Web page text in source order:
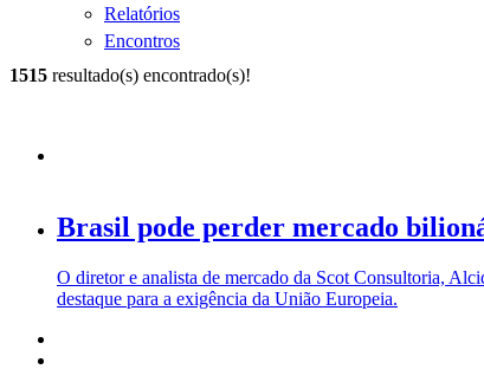
Relatórios
Encontros
1515 resultado(s) encontrado(s)!
Brasil pode perder mercado
O diretor e analista de mercado da Scot Consultoria,
destaque para a exigência da União Europeia.